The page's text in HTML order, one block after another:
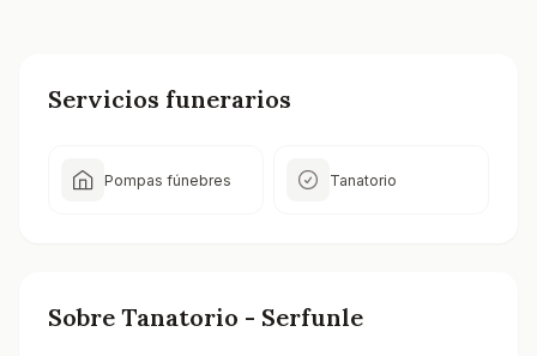
Servicios funerarios
Pompas fúnebres Tanatorio
Sobre Tanatorio - Serfunle